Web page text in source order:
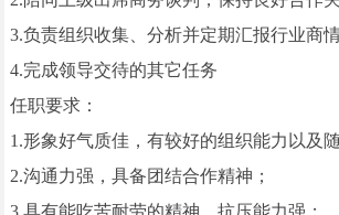
3.负责组织收集、分析并定期汇报行业商情
4.完成领导交待的其它任务
任职要求：
1.形象好气质佳，有较好的组织能力以及
2.沟通力强，具备团结合作精神；
3.具有能吃苦耐劳的精神，抗压能力强；